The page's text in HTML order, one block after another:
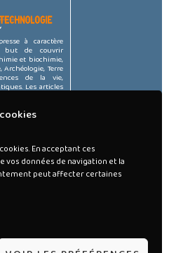
En acceptant ces
données de navigation et la
peut affecter certaines
à caractère
but de couvrir
et biochimie,
Terre
de la vie,
Les articles